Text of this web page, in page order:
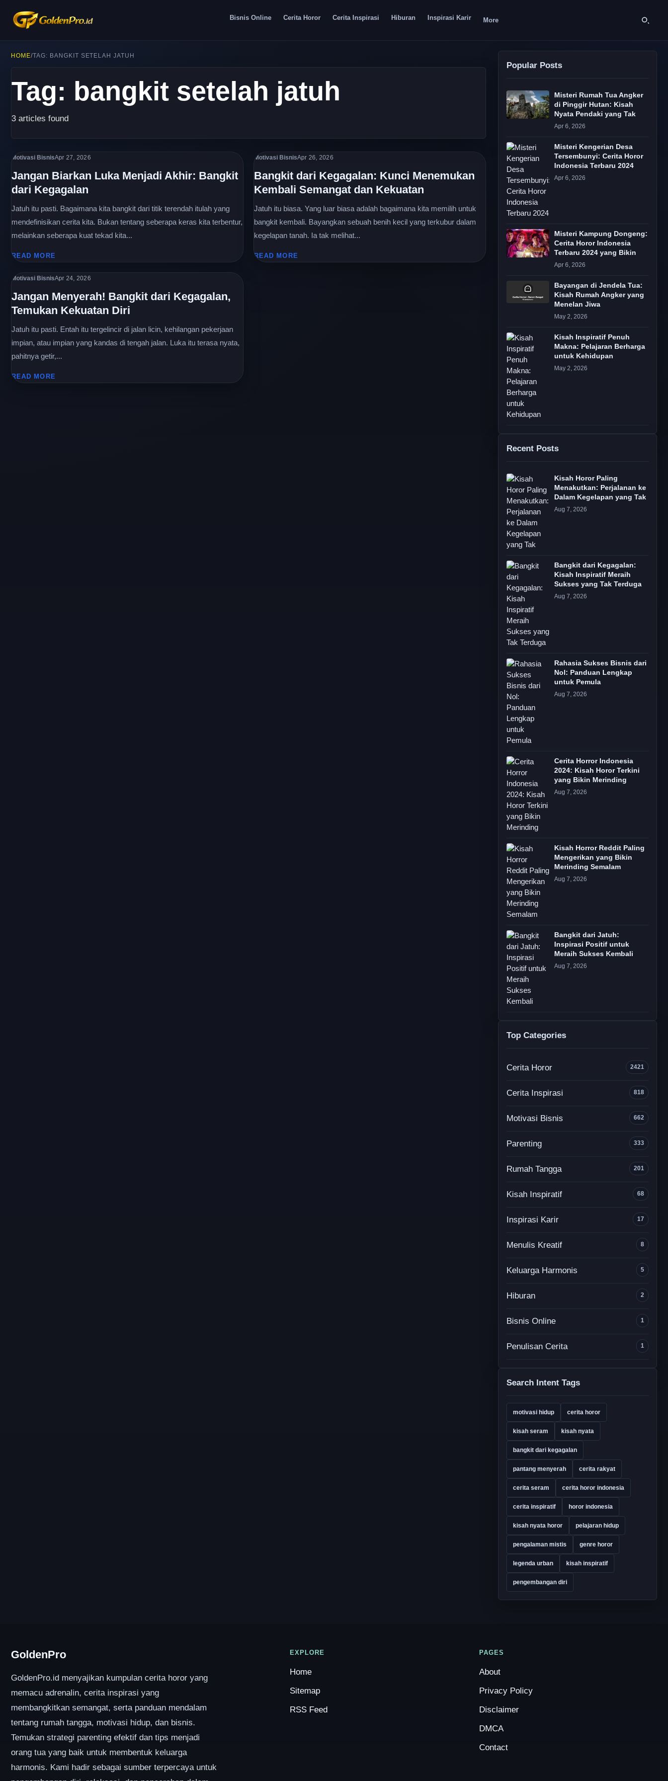
Bisnis Online Cerita Horor Cerita Inspirasi Hiburan Inspirasi Karir More
HOME/TAG: BANGKIT SETELAH JATUH
Tag: bangkit setelah jatuh
3 articles found
Motivasi BisnisApr 27, 2026
Jangan Biarkan Luka Menjadi Akhir: Bangkit
dari Kegagalan
Jatuh itu pasti. Bagaimana kita bangkit dari titik terendah itulah yang
mendefinisikan cerita kita. Bukan tentang seberapa keras kita terbentur,
melainkan seberapa kuat tekad kita...
READ MORE
Motivasi BisnisApr 26, 2026
Bangkit dari Kegagalan: Kunci Menemukan
Kembali Semangat dan Kekuatan
Jatuh itu biasa. Yang luar biasa adalah bagaimana kita memilih untuk
bangkit kembali. Bayangkan sebuah benih kecil yang terkubur dalam
kegelapan tanah. Ia tak melihat...
READ MORE
Motivasi BisnisApr 24, 2026
Jangan Menyerah! Bangkit dari Kegagalan,
Temukan Kekuatan Diri
Jatuh itu pasti. Entah itu tergelincir di jalan licin, kehilangan pekerjaan
impian, atau impian yang kandas di tengah jalan. Luka itu terasa nyata,
pahitnya getir,...
READ MORE
Popular Posts
Misteri Rumah Tua Angker
di Pinggir Hutan: Kisah
Nyata Pendaki yang Tak
Apr 6, 2026
Misteri Kengerian Desa
Tersembunyi: Cerita Horor
Indonesia Terbaru 2024
Apr 6, 2026
Misteri Kampung Dongeng:
Cerita Horor Indonesia
Terbaru 2024 yang Bikin
Apr 6, 2026
Bayangan di Jendela Tua:
Kisah Rumah Angker yang
Menelan Jiwa
May 2, 2026
Kisah Inspiratif Penuh
Makna: Pelajaran Berharga
untuk Kehidupan
May 2, 2026
Recent Posts
Kisah Horor Paling
Menakutkan: Perjalanan ke
Dalam Kegelapan yang Tak
Aug 7, 2026
Bangkit dari Kegagalan:
Kisah Inspiratif Meraih
Sukses yang Tak Terduga
Aug 7, 2026
Rahasia Sukses Bisnis dari
Nol: Panduan Lengkap
untuk Pemula
Aug 7, 2026
Cerita Horror Indonesia
2024: Kisah Horor Terkini
yang Bikin Merinding
Aug 7, 2026
Kisah Horror Reddit Paling
Mengerikan yang Bikin
Merinding Semalam
Aug 7, 2026
Bangkit dari Jatuh:
Inspirasi Positif untuk
Meraih Sukses Kembali
Aug 7, 2026
Top Categories
Cerita Horor 2421
Cerita Inspirasi 818
Motivasi Bisnis 662
Parenting 333
Rumah Tangga 201
Kisah Inspiratif 68
Inspirasi Karir 17
Menulis Kreatif 8
Keluarga Harmonis 5
Hiburan 2
Bisnis Online 1
Penulisan Cerita 1
Search Intent Tags
motivasi hidup cerita horor
kisah seram kisah nyata
bangkit dari kegagalan
pantang menyerah cerita rakyat
cerita seram cerita horor indonesia
cerita inspiratif horor indonesia
kisah nyata horor pelajaran hidup
pengalaman mistis genre horor
legenda urban kisah inspiratif
pengembangan diri
GoldenPro
GoldenPro.id menyajikan kumpulan cerita horor yang
memacu adrenalin, cerita inspirasi yang
membangkitkan semangat, serta panduan mendalam
tentang rumah tangga, motivasi hidup, dan bisnis.
Temukan strategi parenting efektif dan tips menjadi
orang tua yang baik untuk membentuk keluarga
harmonis. Kami hadir sebagai sumber terpercaya untuk
EXPLORE
Home
Sitemap
RSS Feed
PAGES
About
Privacy Policy
Disclaimer
DMCA
Contact